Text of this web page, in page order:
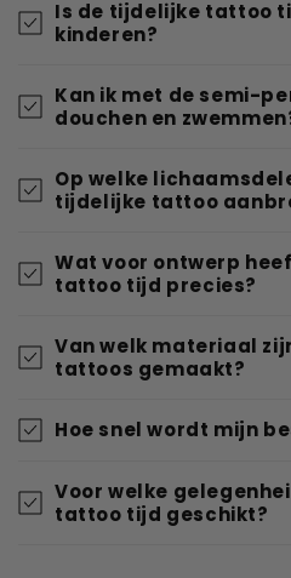
Is de tijdelijke tattoo
kinderen?
Kan ik met de semi-
douchen en
Op welke
tijdelijke tattoo
Wat voor ontwerp
tattoo tijd precies?
Van welk materiaal
tattoos gemaakt?
Hoe snel wordt mijn
Voor welke
tattoo tijd geschikt?